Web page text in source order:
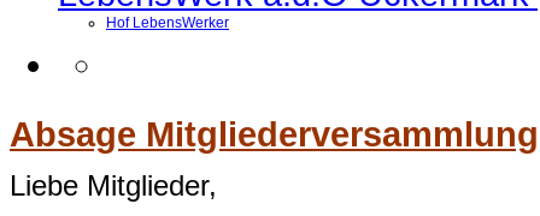
Hof LebensWerker
Absage
Liebe Mitglieder,